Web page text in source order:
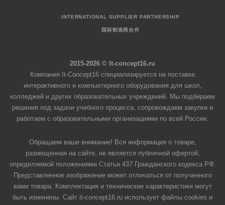
INTERNATIONAL SUPPLIER PARTNERSHIP
国际制造商合作
2015-2026 © It-concept16.ru
Компания It-Concept16 специализируется на поставке
интерактивного и компьютерного оборудования для школ,
колледжей и других образовательных учреждений. Мы подбираем
решения под задачи учебного процесса, сопровождаем закупки и
работаем с образовательными организациями по всей России.
Обращаем ваше внимание! Вся информация о товаре,
размещенная на сайте, не является публичной офертой,
определяемой положениями Статьи 437 Гражданского кодекса РФ.
Представленное изображение может отличаться от полученного
вами товара. Комплектация и технические характеристики могут
быть изменены. Сайт it-concept16.ru использует файлы cookies и